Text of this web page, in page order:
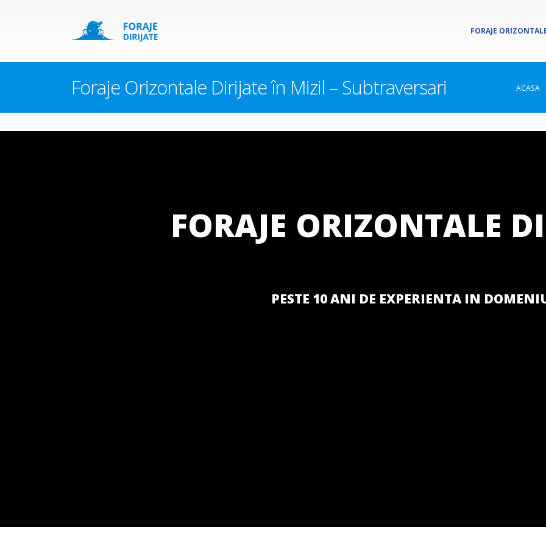
FORAJE
Foraje Orizontale Dirijate în Mizil – Subtraversari ACASA
FORAJE ORIZONTALE
PESTE 10 ANI DE EXPERIENTA IN